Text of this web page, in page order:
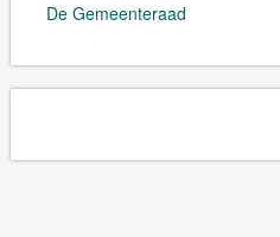
De Gemeenteraad